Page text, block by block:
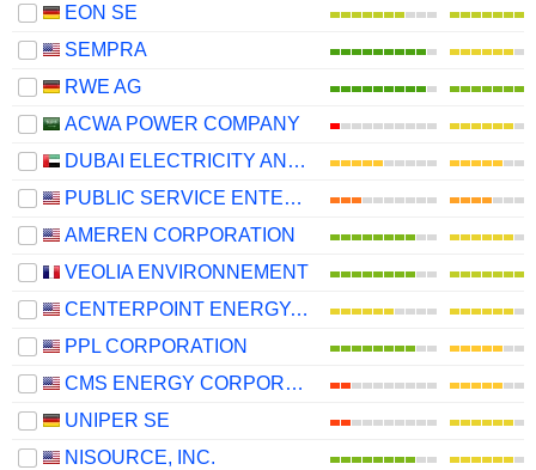
EON SE
SEMPRA
RWE AG
ACWA POWER COMPANY
DUBAI ELECTRICITY AND WATER AUTHORITY
PUBLIC SERVICE ENTERPRISE GROUP, INC.
AMEREN CORPORATION
VEOLIA ENVIRONNEMENT
CENTERPOINT ENERGY, INC.
PPL CORPORATION
CMS ENERGY CORPORATION
UNIPER SE
NISOURCE, INC.